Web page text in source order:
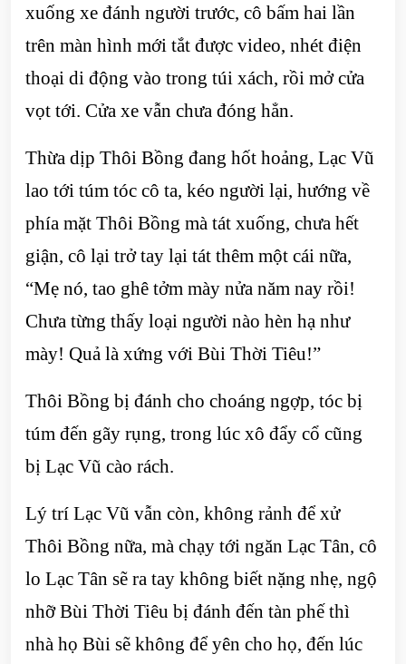
xuống xe đánh người trước, cô bấm hai lần
trên màn hình mới tắt được video, nhét điện
thoại di động vào trong túi xách, rồi mở cửa
vọt tới. Cửa xe vẫn chưa đóng hẳn.
Thừa dịp Thôi Bồng đang hốt hoảng, Lạc Vũ
lao tới túm tóc cô ta, kéo người lại, hướng về
phía mặt Thôi Bồng mà tát xuống, chưa hết
giận, cô lại trở tay lại tát thêm một cái nữa,
“Mẹ nó, tao ghê tởm mày nửa năm nay rồi!
Chưa từng thấy loại người nào hèn hạ như
mày! Quả là xứng với Bùi Thời Tiêu!”
Thôi Bồng bị đánh cho choáng ngợp, tóc bị
túm đến gãy rụng, trong lúc xô đẩy cổ cũng
bị Lạc Vũ cào rách.
Lý trí Lạc Vũ vẫn còn, không rảnh để xử
Thôi Bồng nữa, mà chạy tới ngăn Lạc Tân, cô
lo Lạc Tân sẽ ra tay không biết nặng nhẹ, ngộ
nhỡ Bùi Thời Tiêu bị đánh đến tàn phế thì
nhà họ Bùi sẽ không để yên cho họ, đến lúc